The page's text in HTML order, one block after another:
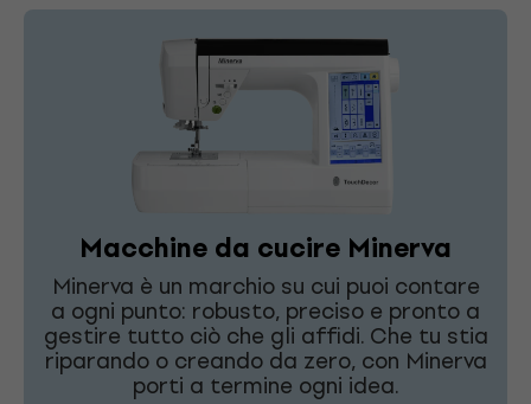
Macchine da cucire Minerva
Minerva è un marchio su cui puoi contare
a ogni punto: robusto, preciso e pronto a
gestire tutto ciò che gli affidi. Che tu stia
riparando o creando da zero, con Minerva
porti a termine ogni idea.